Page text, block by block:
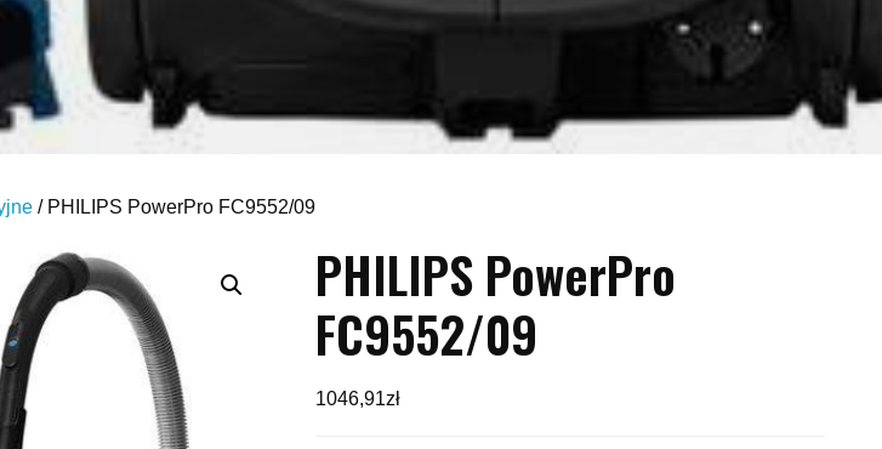
/ PHILIPS PowerPro FC9552/09
PHILIPS PowerPro
FC9552/09
1046,91zł